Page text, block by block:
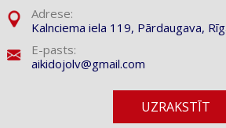
Adrese:
Kalnciema iela 119, Pārdaugava,
E-pasts:
aikidojolv@gmail.com
UZRAKSTĪT